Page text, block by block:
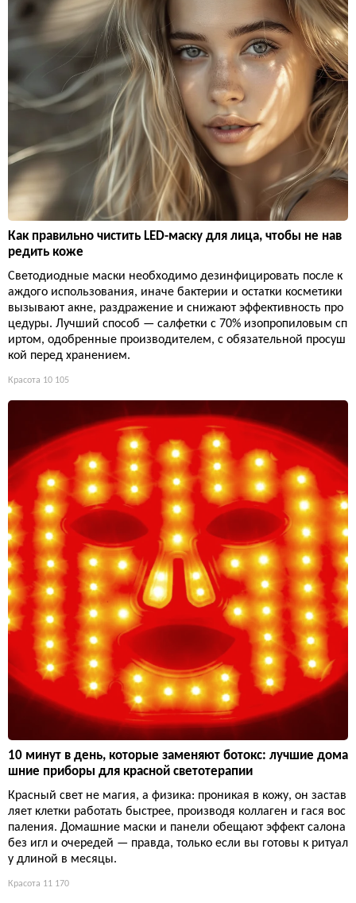
Как правильно чистить LED-маску для лица, чтобы не нав
редить коже
Светодиодные маски необходимо дезинфицировать после к
аждого использования, иначе бактерии и остатки косметики
вызывают акне, раздражение и снижают эффективность про
цедуры. Лучший способ — салфетки с 70% изопропиловым сп
иртом, одобренные производителем, с обязательной просуш
кой перед хранением.
Красота 10 105
10 минут в день, которые заменяют ботокс: лучшие дома
шние приборы для красной светотерапии
Красный свет не магия, а физика: проникая в кожу, он застав
ляет клетки работать быстрее, производя коллаген и гася вос
паления. Домашние маски и панели обещают эффект салона
без игл и очередей — правда, только если вы готовы к ритуал
у длиной в месяцы.
Красота 11 170